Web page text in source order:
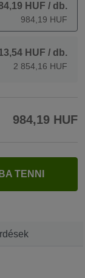
HUF / db.
984,19 HUF
HUF / db.
2 854,16 HUF
984,19 HUF
TENNI